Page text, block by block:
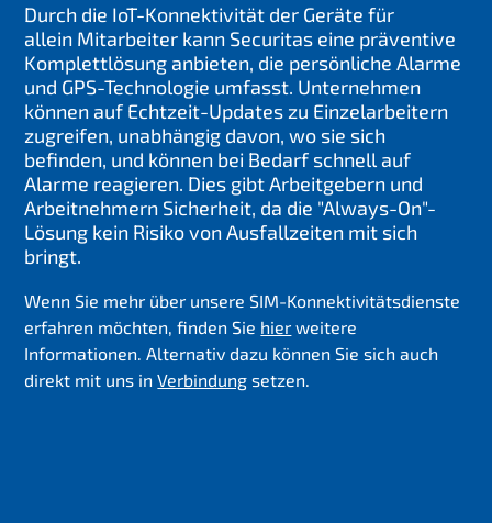
Durch die IoT-Konnektivität der Geräte für
allein Mitarbeiter kann Securitas eine präventive
Komplettlösung anbieten, die persönliche Alarme
und GPS-Technologie umfasst. Unternehmen
können auf Echtzeit-Updates zu Einzelarbeitern
zugreifen, unabhängig davon, wo sie sich
befinden, und können bei Bedarf schnell auf
Alarme reagieren. Dies gibt Arbeitgebern und
Arbeitnehmern Sicherheit, da die "Always-On"-
Lösung kein Risiko von Ausfallzeiten mit sich
bringt.
Wenn Sie mehr über unsere SIM-Konnektivitätsdienste
erfahren möchten, finden Sie hier weitere
Informationen. Alternativ dazu können Sie sich auch
direkt mit uns inVerbindung setzen.